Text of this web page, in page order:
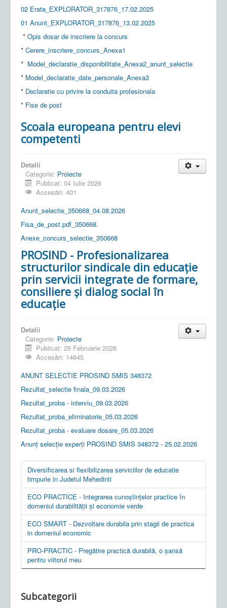
02 Erata_EXPLORATOR_317876_17.02.2025
01 Anunt_EXPLORATOR_317876_13.02.2025
* Opis dosar de inscriere la concurs
* Cerere_inscriere_concurs_Anexa1
* Model_declaratie_disponibilitate_Anexa2_anunt_selectie
* Model_declaratie_date_personale_Anexa3
* Declaratie cu privire la conduita profesionala
* Fise de post
Scoala europeana pentru elevi
competenti
Detalii
Categorie: Proiecte
Publicat: 04 Iulie 2026
Accesări: 401
Anunt_selectie_350668_04.08.2026
Fisa_de_post.pdf_350668.
Anexe_concurs_selectie_350668
PROSIND - Profesionalizarea
structurilor sindicale din educație
prin servicii integrate de formare,
consiliere și dialog social în
educație
Detalii
Categorie: Proiecte
Publicat: 25 Februarie 2026
Accesări: 14645
ANUNT SELECTIE PROSIND SMIS 348372
Rezultat_selectie finala_09.03.2026
Rezultat_proba - interviu_09.03.2026
Rezultat_proba_eliminatorie_05.03.2026
Rezultat_proba - evaluare dosare_05.03.2026
Anunț selecție experți PROSIND SMIS 348372 - 25.02.2026
Diversificarea si flexibilizarea serviciilor de educatie
timpurie in Judetul Mehedinti
ECO PRACTICE - Integrarea cunoștințelor practice în
domeniul durabilității și economie verde
ECO SMART - Dezvoltare durabila prin stagii de practica
in domeniul economic
PRO-PRACTIC - Pregătire practică durabilă, o șansă
pentru viitorul meu
Subcategorii